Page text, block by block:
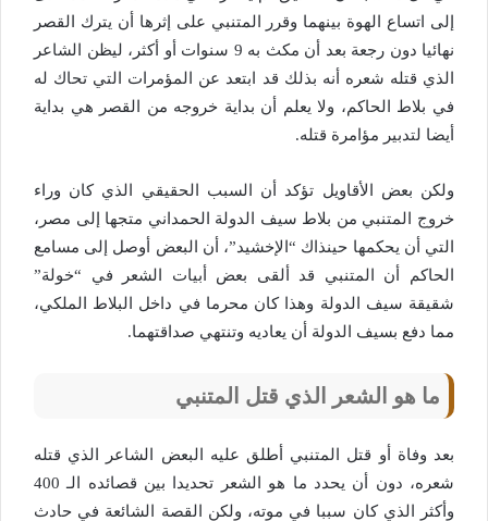
إلى اتساع الهوة بينهما وقرر المتنبي على إثرها أن يترك القصر
نهائيا دون رجعة بعد أن مكث به 9 سنوات أو أكثر، ليظن الشاعر
الذي قتله شعره أنه بذلك قد ابتعد عن المؤمرات التي تحاك له
في بلاط الحاكم، ولا يعلم أن بداية خروجه من القصر هي بداية
أيضا لتدبير مؤامرة قتله.
ولكن بعض الأقاويل تؤكد أن السبب الحقيقي الذي كان وراء
خروج المتنبي من بلاط سيف الدولة الحمداني متجها إلى مصر،
التي أن يحكمها حينذاك “الإخشيد”، أن البعض أوصل إلى مسامع
الحاكم أن المتنبي قد ألقى بعض أبيات الشعر في “خولة”
شقيقة سيف الدولة وهذا كان محرما في داخل البلاط الملكي،
مما دفع بسيف الدولة أن يعاديه وتنتهي صداقتهما.
ما هو الشعر الذي قتل المتنبي
بعد وفاة أو قتل المتنبي أطلق عليه البعض الشاعر الذي قتله
شعره، دون أن يحدد ما هو الشعر تحديدا بين قصائده الـ 400
وأكثر الذي كان سببا في موته، ولكن القصة الشائعة في حادث